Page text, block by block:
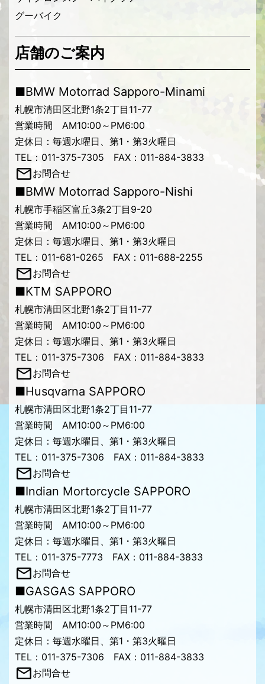
グーバイク
店舗のご案内
■BMW Motorrad Sapporo-Minami
札幌市清田区北野1条2丁目11-77
営業時間 AM10:00～PM6:00
定休日：毎週水曜日、第1・第3火曜日
TEL：011-375-7305 FAX：011-884-3833
お問合せ
■BMW Motorrad Sapporo-Nishi
札幌市手稲区富丘3条2丁目9-20
営業時間 AM10:00～PM6:00
定休日：毎週水曜日、第1・第3火曜日
TEL：011-681-0265 FAX：011-688-2255
お問合せ
■KTM SAPPORO
札幌市清田区北野1条2丁目11-77
営業時間 AM10:00～PM6:00
定休日：毎週水曜日、第1・第3火曜日
TEL：011-375-7306 FAX：011-884-3833
お問合せ
■Husqvarna SAPPORO
札幌市清田区北野1条2丁目11-77
営業時間 AM10:00～PM6:00
定休日：毎週水曜日、第1・第3火曜日
TEL：011-375-7306 FAX：011-884-3833
お問合せ
■Indian Mortorcycle SAPPORO
札幌市清田区北野1条2丁目11-77
営業時間 AM10:00～PM6:00
定休日：毎週水曜日、第1・第3火曜日
TEL：011-375-7773 FAX：011-884-3833
お問合せ
■GASGAS SAPPORO
札幌市清田区北野1条2丁目11-77
営業時間 AM10:00～PM6:00
定休日：毎週水曜日、第1・第3火曜日
TEL：011-375-7306 FAX：011-884-3833
お問合せ